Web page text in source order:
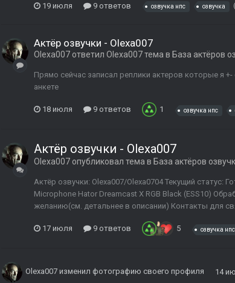
19 июля 9 ответов озвучка нпс озвучка
Актёр озвучки - Olexa007
Olexa007 ответил Olexa007тема в База актёров
Прямо сейчас записал реплики актеров которые я
анкете
18 июля 9 ответов 1 озвучка нпс
Актёр озвучки - Olexa007
Olexa007 опубликовал тема в База актёров
Актёр озвучки: Olexa007/Olexa0704 Текущий статус:
Microphone Hator Dreamcast X RGB Black (ESS10)
желанию(см. детальнее в описании) Контакты для
17 июля 9 ответов 5 озвучка нпс
Olexa007 изменил фотографию своего профиля 14